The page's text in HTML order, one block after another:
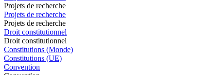
Projets de recherche
Projets de recherche
Projets de recherche
Droit constitutionnel
Droit constitutionnel
Constitutions (Monde)
Constitutions (UE)
Convention